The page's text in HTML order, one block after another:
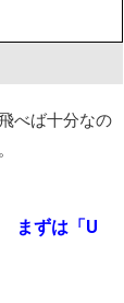
べば十分なの
まずは「U